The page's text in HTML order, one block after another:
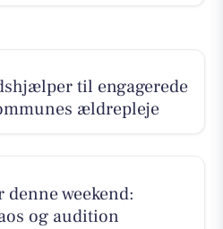
til engagerede
ældrepleje
weekend:
og audition